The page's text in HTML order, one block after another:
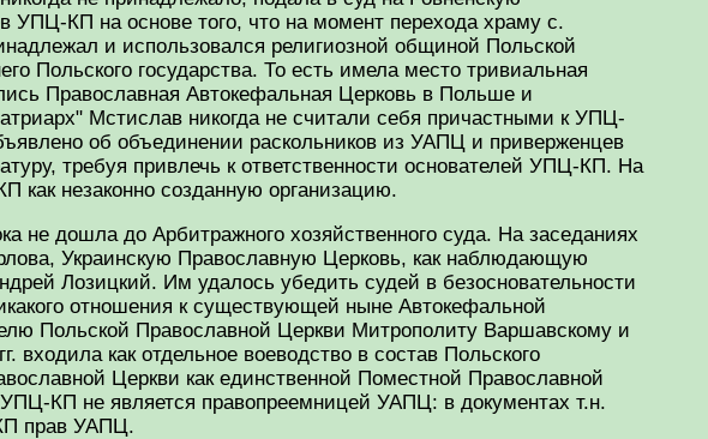
УПЦ-КП на основе того, что на момент перехода храму с.
и использовался религиозной общиной Польской
Польского государства. То есть имела место тривиальная
Православная Автокефальная Церковь в Польше и
Мстислав никогда не считали себя причастными к УПЦ-
об объединении раскольников из УАПЦ и приверженцев
требуя привлечь к ответственности основателей УПЦ-КП. На
как незаконно созданную организацию.
не дошла до Арбитражного хозяйственного суда. На заседаниях
Украинскую Православную Церковь, как наблюдающую
Лозицкий. Им удалось убедить судей в безосновательности
отношения к существующей ныне Автокефальной
Польской Православной Церкви Митрополиту Варшавскому и
как отдельное воеводство в состав Польского
Церкви как единственной Поместной Православной
КП не является правопреемницей УАПЦ: в документах т.н.
прав УАПЦ.